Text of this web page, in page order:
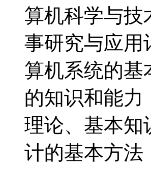
算机科学与技
事研究与应用
算机系统的
的知识和能
理论、基本
计的基本方